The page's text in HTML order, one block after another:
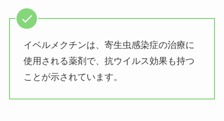
イベルメクチンは、寄生虫感染症の治療に
使用される薬剤で、抗ウイルス効果も持つ
ことが示されています。